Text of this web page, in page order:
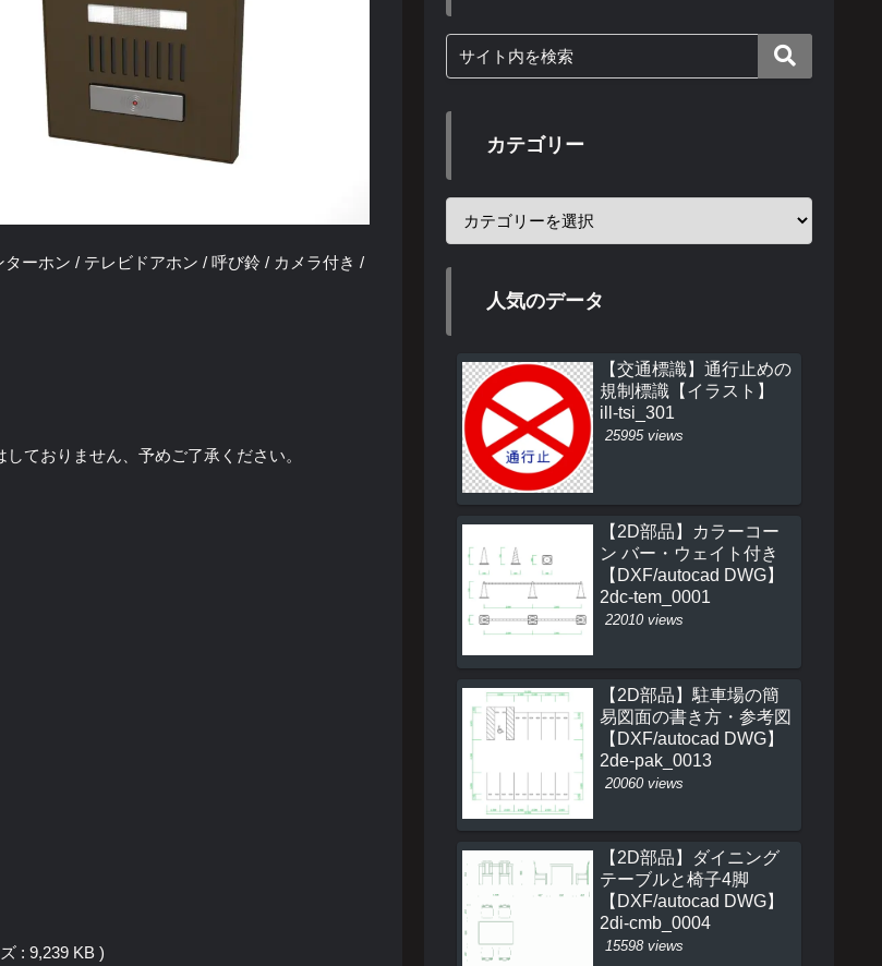
ーホン / テレビドアホン / 呼び鈴 / カメラ付き /
ておりません、予めご了承ください。
: 9,239 KB )
カテゴリー
人気のデータ
【交通標識】通行止めの
規制標識【イラスト】
ill-tsi_301
25995 views
【2D部品】カラーコー
ン バー・ウェイト付き
【DXF/autocad DWG】
2dc-tem_0001
22010 views
【2D部品】駐車場の簡
易図面の書き方・参考図
【DXF/autocad DWG】
2de-pak_0013
20060 views
【2D部品】ダイニング
テーブルと椅子4脚
【DXF/autocad DWG】
2di-cmb_0004
15598 views